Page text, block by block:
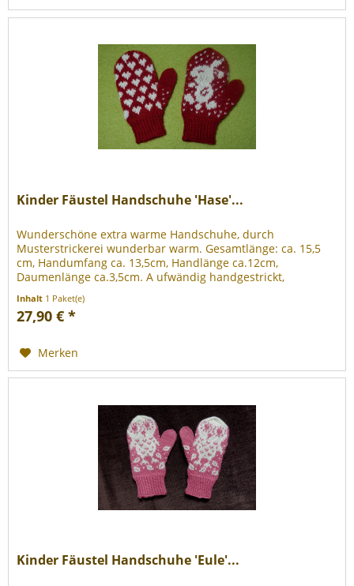
Kinder Fäustel Handschuhe 'Hase'...
Wunderschöne extra warme Handschuhe, durch
Musterstrickerei wunderbar warm. Gesamtlänge: ca. 15,5
cm, Handumfang ca. 13,5cm, Handlänge ca.12cm,
Daumenlänge ca.3,5cm. A ufwändig handgestrickt,
Inhalt 1 Paket(e)
27,90 € *
Merken
Kinder Fäustel Handschuhe 'Eule'...